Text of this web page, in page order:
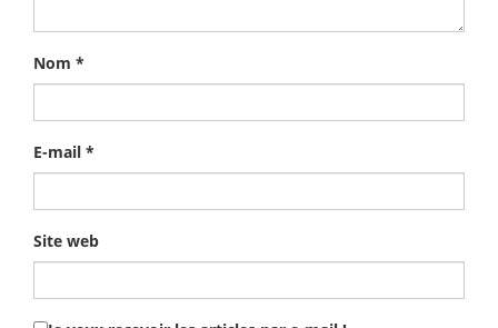
Nom *
E-mail *
Site web